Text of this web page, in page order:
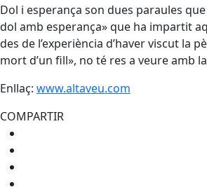
Dol i esperança son dues paraules
dol amb esperança» que ha impartit
des de l’experiència d’haver viscut la
mort d’un fill», no té res a veure amb
Enllaç: www.altaveu.com
COMPARTIR